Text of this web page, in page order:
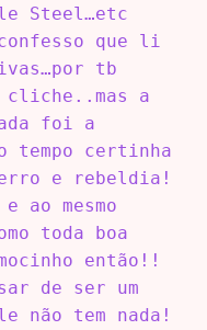
Steel…etc
que li
tb
a
foi a
tempo certinha
e rebeldia!
ao mesmo
toda boa
então!!
de ser um
não tem nada!